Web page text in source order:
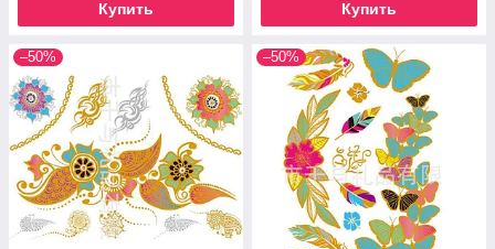
Купить Купить
–50% –50%